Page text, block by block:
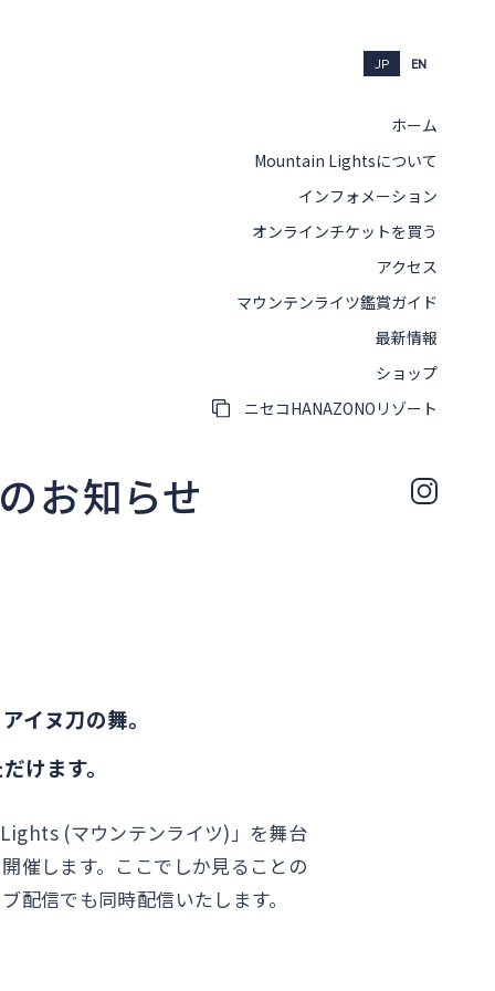
EN
JP
ホーム
Mountain Lightsについて
インフォメーション
オンラインチケットを買う
アクセス
マウンテンライツ鑑賞ガイド
最新情報
ショップ
ニセコHANAZONOリゾート
お知らせ
イヌ刀の舞。
けます。
(マウンテンライツ)」を舞台
催します。ここでしか見ることの
配信でも同時配信いたします。